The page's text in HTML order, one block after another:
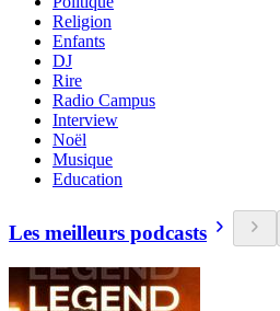
Religion
Enfants
DJ
Rire
Radio Campus
Interview
Noël
Musique
Education
Les meilleurs podcasts